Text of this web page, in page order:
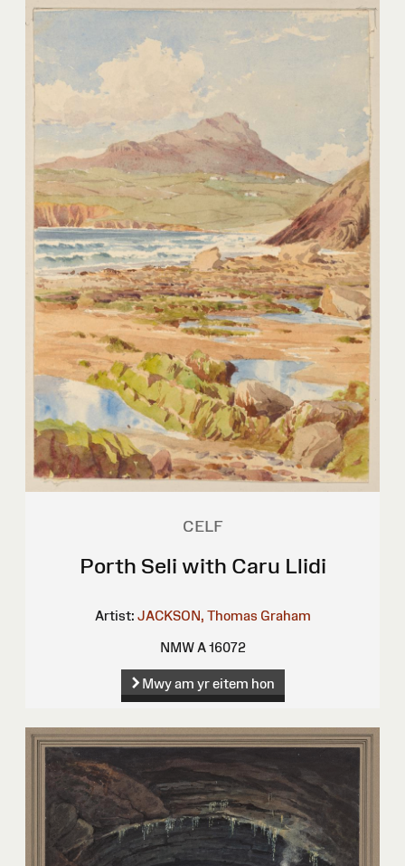
CELF
Porth Seli with Caru Llidi
Artist: JACKSON, Thomas Graham
NMW A 16072
Mwy am yr eitem hon